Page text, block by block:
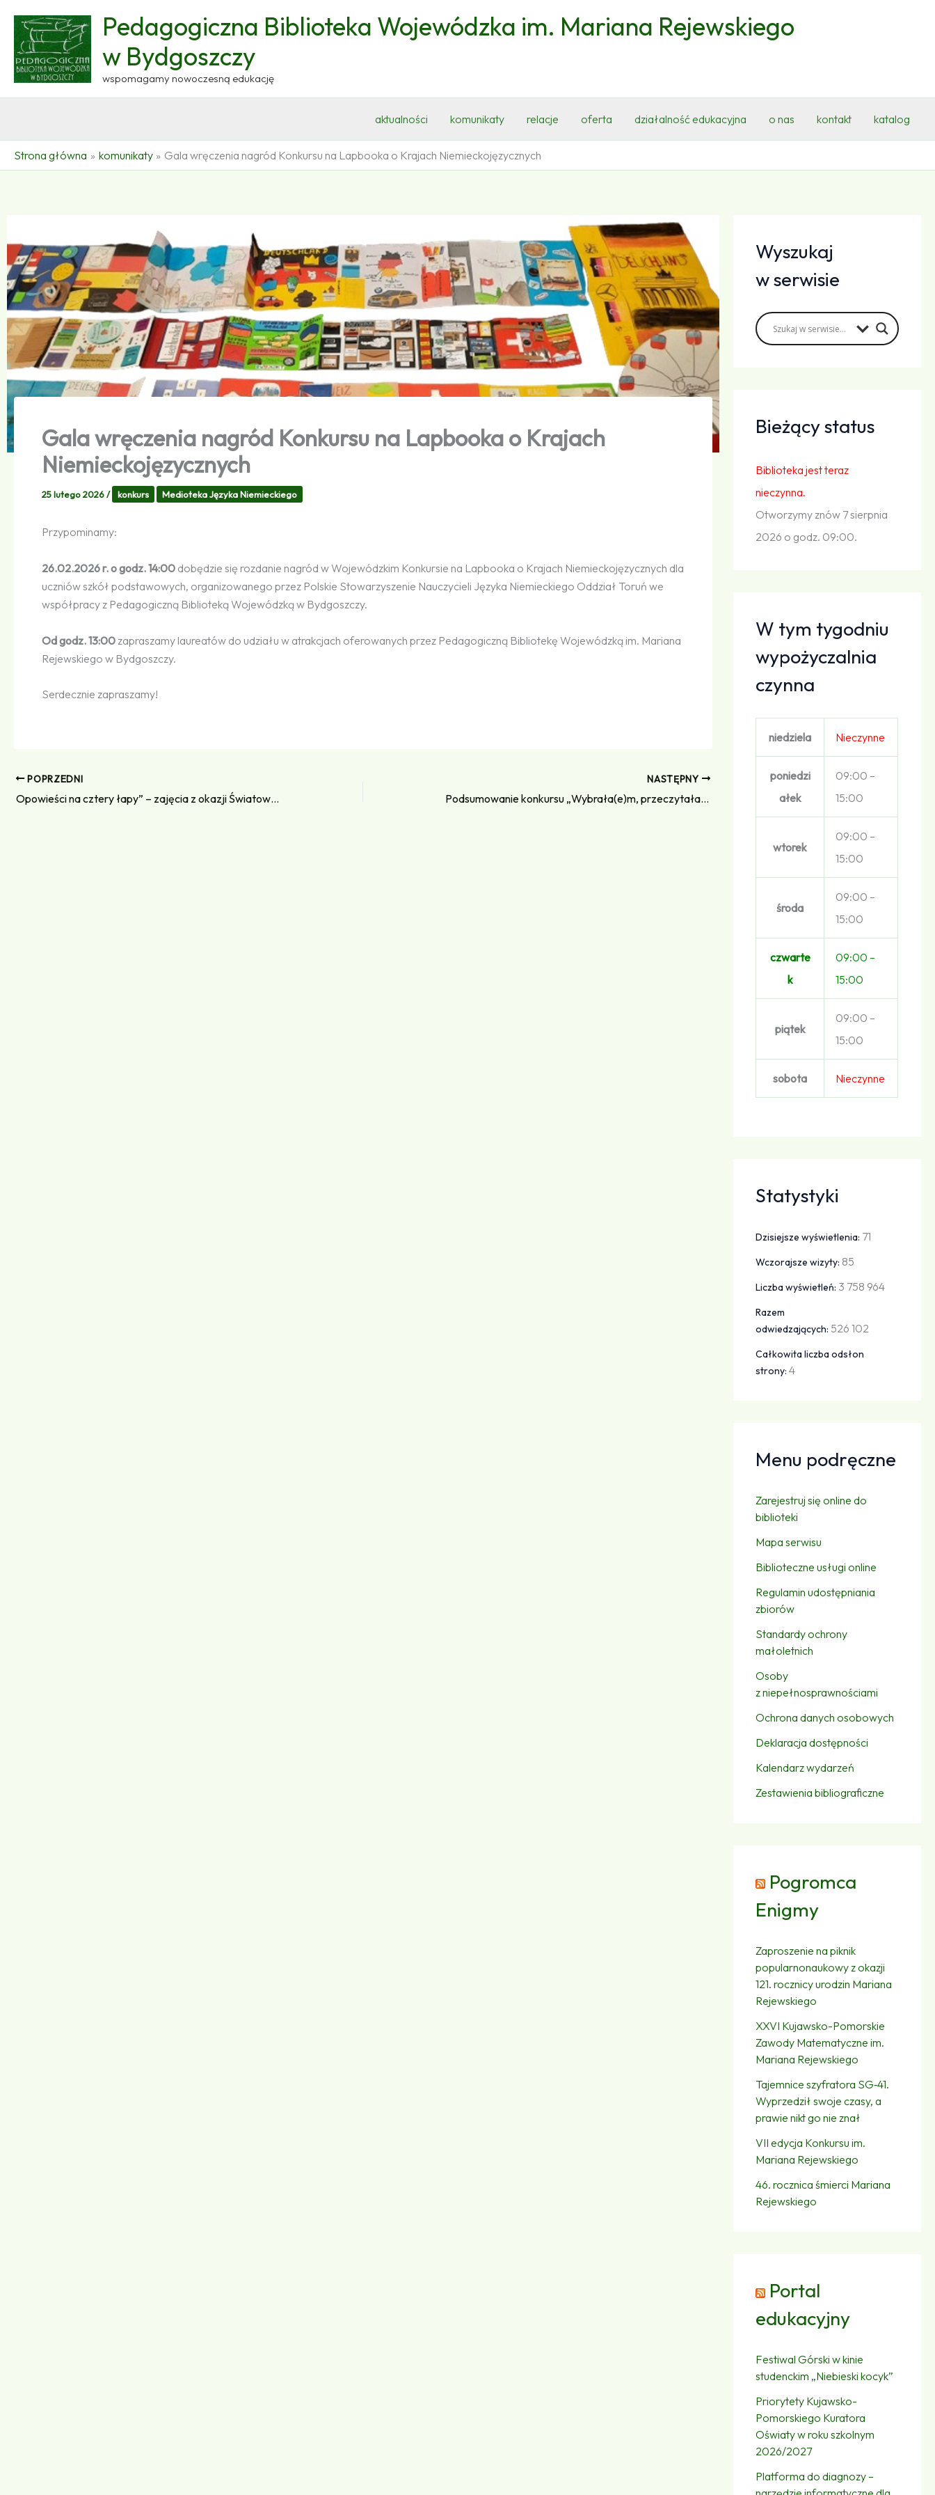
treści
Pedagogiczna Biblioteka Wojewódzka im. Mariana Rejewskiego
w Bydgoszczy
wspomagamy nowoczesną edukację
aktualności komunikaty relacje oferta działalność edukacyjna o nas kontakt katalog
Strona główna komunikaty Gala wręczenia nagród Konkursu na Lapbooka o Krajach Niemieckojęzycznych
Gala wręczenia nagród Konkursu na Lapbooka o Krajach
Niemieckojęzycznych
25 lutego 2026/ konkurs Medioteka Języka Niemieckiego
Przypominamy:
26.02.2026 r. o godz. 14:00 dobędzie się rozdanie nagród w Wojewódzkim Konkursie na Lapbooka o Krajach Niemieckojęzycznych dla
uczniów szkół podstawowych, organizowanego przez Polskie Stowarzyszenie Nauczycieli Języka Niemieckiego Oddział Toruń we
współpracy z Pedagogiczną Biblioteką Wojewódzką w Bydgoszczy.
Od godz. 13:00 zapraszamy laureatów do udziału w atrakcjach oferowanych przez Pedagogiczną Bibliotekę Wojewódzką im. Mariana
Rejewskiego w Bydgoszczy.
Serdecznie zapraszamy!
POPRZEDNI
Opowieści na cztery łapy” – zajęcia z okazji Światowego Dnia Kota w Dziecięcej Akademii Czytania Bajek
NASTĘPNY
Podsumowanie konkursu „Wybrała(e)m, przeczytała(e)m, polecam, czyli gawęda o jednej książce”
Wyszukaj
w serwisie
Bieżący status
Biblioteka jest teraz
nieczynna.
Otworzymy znów 7 sierpnia
2026 o godz. 09:00.
W tym tygodniu
wypożyczalnia
czynna
niedziela Nieczynne
poniedzi
ałek
09:00 –
15:00
wtorek
09:00 –
15:00
środa
09:00 –
15:00
czwarte
k
09:00 –
15:00
piątek
09:00 –
15:00
sobota Nieczynne
Statystyki
Dzisiejsze wyświetlenia: 71
Wczorajsze wizyty: 85
Liczba wyświetleń: 3 758 964
Razem
odwiedzających: 526 102
Całkowita liczba odsłon
strony:4
Menu podręczne
Zarejestruj się online do
biblioteki
Mapa serwisu
Biblioteczne usługi online
Regulamin udostępniania
zbiorów
Standardy ochrony
małoletnich
Osoby
z niepełnosprawnościami
Ochrona danych osobowych
Deklaracja dostępności
Kalendarz wydarzeń
Zestawienia bibliograficzne
Pogromca
Enigmy
Zaproszenie na piknik
popularnonaukowy z okazji
121. rocznicy urodzin Mariana
Rejewskiego
XXVI Kujawsko-Pomorskie
Zawody Matematyczne im.
Mariana Rejewskiego
Tajemnice szyfratora SG‑41.
Wyprzedził swoje czasy, a
prawie nikt go nie znał
VII edycja Konkursu im.
Mariana Rejewskiego
46. rocznica śmierci Mariana
Rejewskiego
Portal
edukacyjny
Festiwal Górski w kinie
studenckim „Niebieski kocyk”
Priorytety Kujawsko-
Pomorskiego Kuratora
Oświaty w roku szkolnym
2026/2027
Platforma do diagnozy –